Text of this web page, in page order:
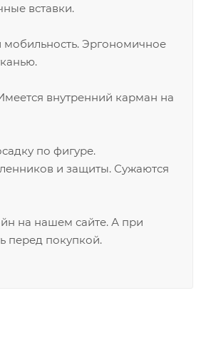
вставки.
Эргономичное
внутренний карман на
по фигуре.
и защиты. Сужаются
на нашем сайте. А при
перед покупкой.